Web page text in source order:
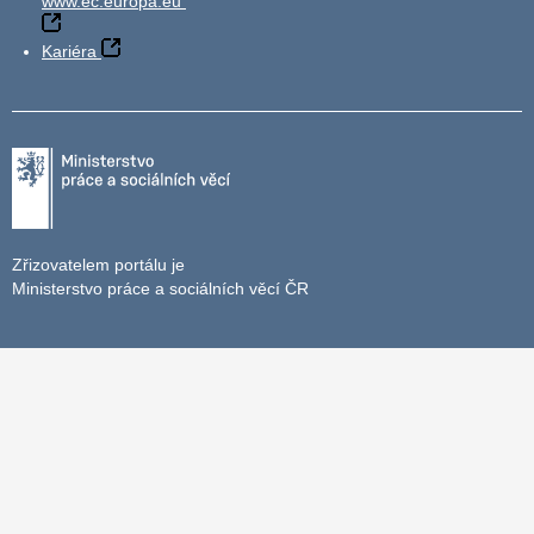
Kariéra
Zřizovatelem portálu je
Ministerstvo práce a sociálních věcí ČR